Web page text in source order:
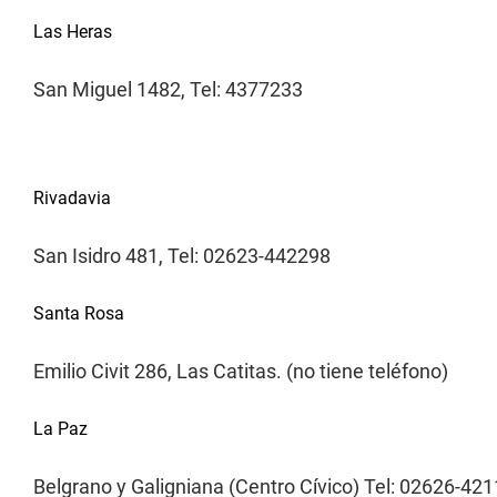
Las Heras
San Miguel 1482, Tel: 4377233
Rivadavia
San Isidro 481, Tel: 02623-442298
Santa Rosa
Emilio Civit 286, Las Catitas. (no tiene teléfono)
La Paz
Belgrano y Galigniana (Centro Cívico) Tel: 02626-